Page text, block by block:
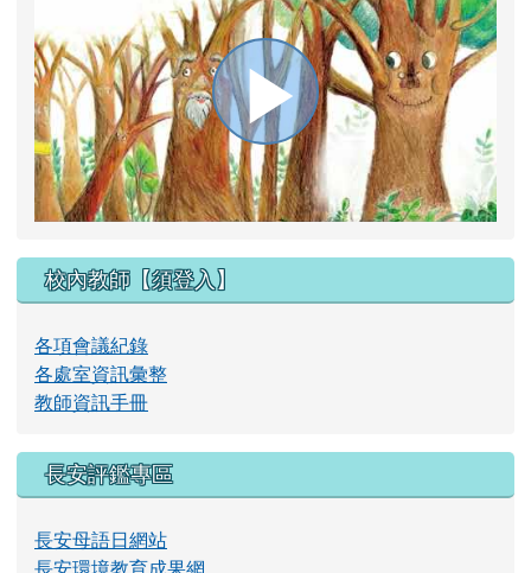
播
放
片
校內教師【須登入】
各項會議紀錄
各處室資訊彙整
教師資訊手冊
長安評鑑專區
長安母語日網站